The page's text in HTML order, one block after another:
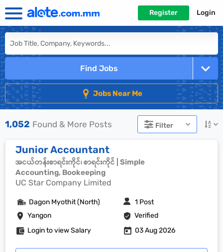
Register Login
Find Jobs
Jobs Near Me
1,052 Found & More Posts Filter
Junior Accountant
အငယ်တန်းစာရင်းကိုင်၊ စာရင်းကိုင် | Simple
Accounting, Bookeeping
UC Star Company Limited
Yangon Verified
Dagon Myothit (North) 1 Post
Login to view Salary 03 Aug 2026